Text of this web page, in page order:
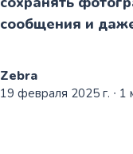
сообщения и
Zebra
19 февраля 2025 г. ∙ 1